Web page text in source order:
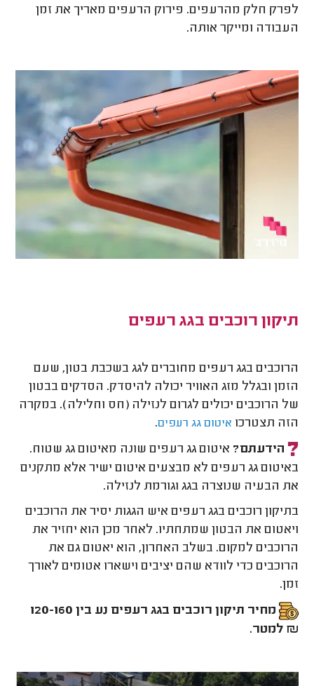
לפרק חלק מהרעפים. פירוק הרעפים מאריך את זמן
העבודה ומייקר אותה.
תיקון רוכבים בגג רעפים
הרוכבים בגג רעפים מחוברים לגג בשכבת בטון, שעם
הזמן ובגלל מזג האוויר יכולה להיסדק. הסדקים בבטון
של הרוכבים יכולים לגרום לנזילה (חס וחלילה). במקרה
הזה תצטרכו איטום גג רעפים.
הידעתם? איטום גג רעפים שונה מאיטום גג שטוח.
באיטום גג רעפים לא מבצעים איטום ישיר אלא מתקנים
את הבעיה שנוצרה בגג וגורמת לנזילה.
בתיקון רוכבים בגג רעפים איש הגגות יסיר את הרוכבים
ויאטום את הבטון שמתחתיו. לאחר מכן הוא יחזיר את
הרוכבים למקום. בשלב האחרון, הוא יאטום גם את
הרוכבים כדי לוודא שהם יציבים וישארו אטומים לאורך
זמן.
מחיר תיקון רוכבים בגג רעפים נע בין 120-160
₪ למטר.